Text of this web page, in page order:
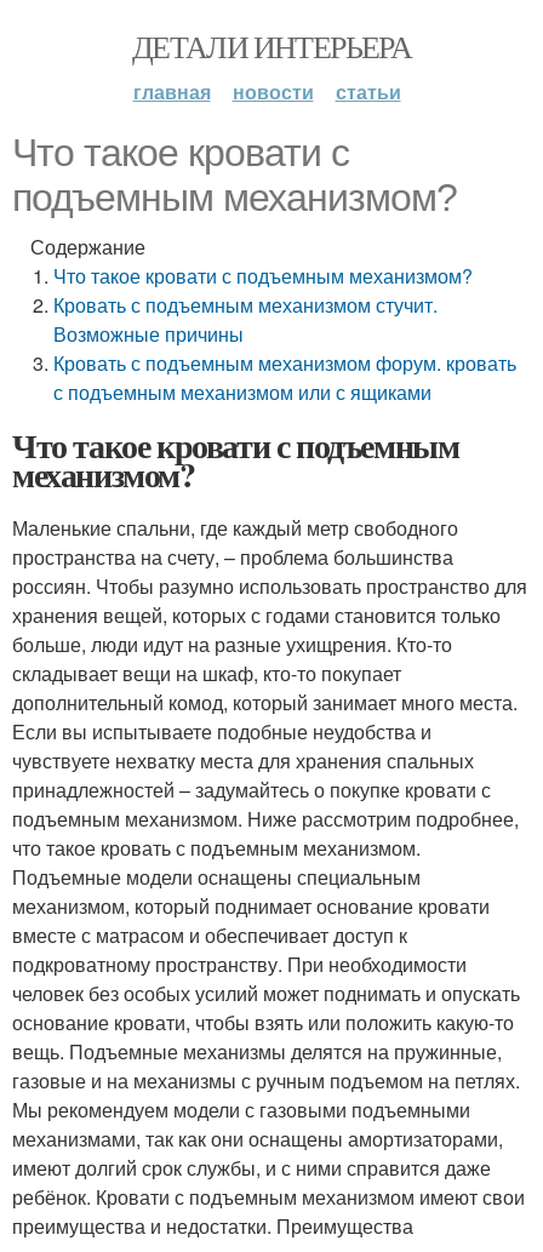
ДЕТАЛИ ИНТЕРЬЕРА
главная новости статьи
Что такое кровати с
подъемным механизмом?
Содержание
Что такое кровати с подъемным механизмом?
Кровать с подъемным механизмом стучит.
Возможные причины
Кровать с подъемным механизмом форум. кровать
с подъемным механизмом или с ящиками
Что такое кровати с подъемным
механизмом?
Маленькие спальни, где каждый метр свободного
пространства на счету, – проблема большинства
россиян. Чтобы разумно использовать пространство для
хранения вещей, которых с годами становится только
больше, люди идут на разные ухищрения. Кто-то
складывает вещи на шкаф, кто-то покупает
дополнительный комод, который занимает много места.
Если вы испытываете подобные неудобства и
чувствуете нехватку места для хранения спальных
принадлежностей – задумайтесь о покупке кровати с
подъемным механизмом. Ниже рассмотрим подробнее,
что такое кровать с подъемным механизмом.
Подъемные модели оснащены специальным
механизмом, который поднимает основание кровати
вместе с матрасом и обеспечивает доступ к
подкроватному пространству. При необходимости
человек без особых усилий может поднимать и опускать
основание кровати, чтобы взять или положить какую-то
вещь. Подъемные механизмы делятся на пружинные,
газовые и на механизмы с ручным подъемом на петлях.
Мы рекомендуем модели с газовыми подъемными
механизмами, так как они оснащены амортизаторами,
имеют долгий срок службы, и с ними справится даже
ребёнок. Кровати с подъемным механизмом имеют свои
преимущества и недостатки. Преимущества